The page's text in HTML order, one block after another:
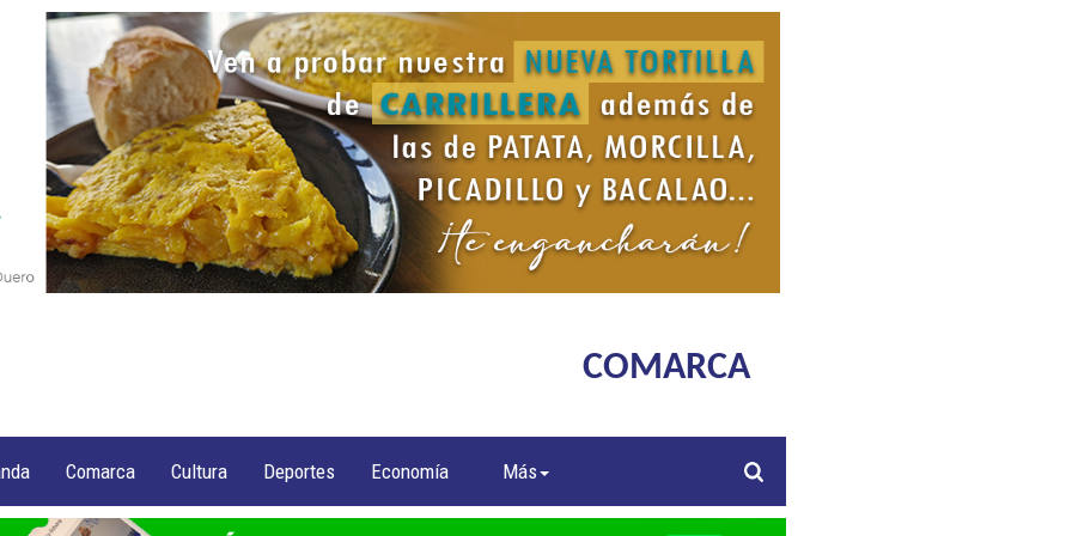
COMARCA
Comarca Cultura Deportes Economía Más